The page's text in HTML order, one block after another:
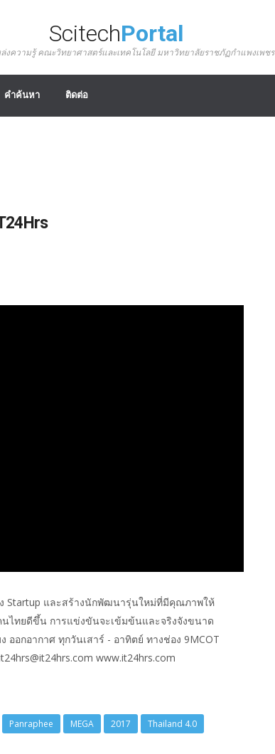
ScitechPortal
งความรู้ คณะวิทยาศาสตร์และเทคโนโลยี มหาวิทยาลัยราชภัฏกำแพงเพชร
คำค้นหา ติดต่อ
Startup และสร้างนักพัฒนารุ่นใหม่ที่มีคุณภาพให้
ไทยดีขึ้น การแข่งขันจะเข้มข้นและจริงจังขนาด
ออกอากาศ ทุกวันเสาร์ - อาทิตย์ ทางช่อง 9MCOT
www.it24hrs.com
Panraphee MEGA 2017
Thailand 4.0